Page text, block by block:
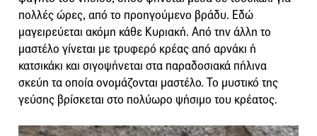
πολλές ώρες, από το προηγούμενο βράδυ. Εδώ
μαγειρεύεται ακόμη κάθε Κυριακή. Από την άλλη το
μαστέλο γίνεται με τρυφερό κρέας από αρνάκι ή
κατσικάκι και σιγοψήνεται στα παραδοσιακά πήλινα
σκεύη τα οποία ονομάζονται μαστέλο. Το μυστικό της
γεύσης βρίσκεται στο πολύωρο ψήσιμο του κρέατος.